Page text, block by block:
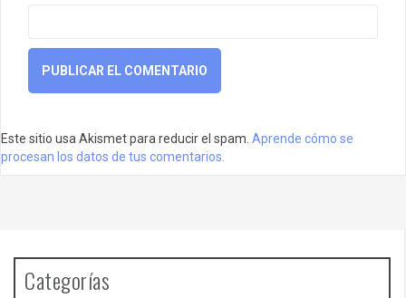
Este sitio usa Akismet para reducir el spam. Aprende cómo se
procesan los datos de tus comentarios.
Categorías